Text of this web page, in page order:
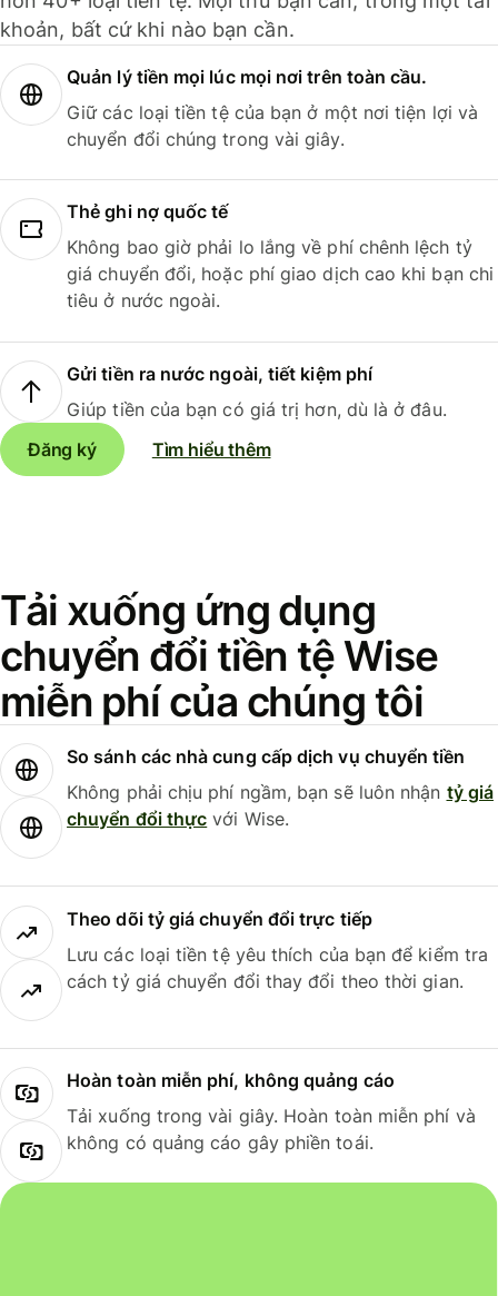
khoản, bất cứ khi nào bạn cần.
Quản lý tiền mọi lúc mọi nơi trên toàn cầu.
Giữ các loại tiền tệ của bạn ở một nơi tiện lợi và
chuyển đổi chúng trong vài giây.
Thẻ ghi nợ quốc tế
Không bao giờ phải lo lắng về phí chênh lệch tỷ
giá chuyển đổi, hoặc phí giao dịch cao khi bạn chi
tiêu ở nước ngoài.
Gửi tiền ra nước ngoài, tiết kiệm phí
Giúp tiền của bạn có giá trị hơn, dù là ở đâu.
Đăng ký
Tìm hiểu thêm
Tải xuống ứng dụng
chuyển đổi tiền tệ Wise
miễn phí của chúng tôi
So sánh các nhà cung cấp dịch vụ chuyển tiền
Không phải chịu phí ngầm, bạn sẽ luôn nhận tỷ giá
chuyển đổi thực với Wise.
Theo dõi tỷ giá chuyển đổi trực tiếp
Lưu các loại tiền tệ yêu thích của bạn để kiểm tra
cách tỷ giá chuyển đổi thay đổi theo thời gian.
Hoàn toàn miễn phí, không quảng cáo
Tải xuống trong vài giây. Hoàn toàn miễn phí và
không có quảng cáo gây phiền toái.